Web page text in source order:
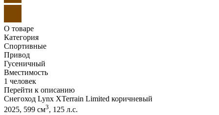
О товаре
Категория
Спортивные
Привод
Гусеничный
Вместимость
1 человек
Перейти к описанию
Снегоход Lynx XTerrain Limited коричневый
2025, 599 см3, 125 л.с.